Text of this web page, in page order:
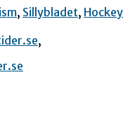
, Sillybladet, Hockey
,